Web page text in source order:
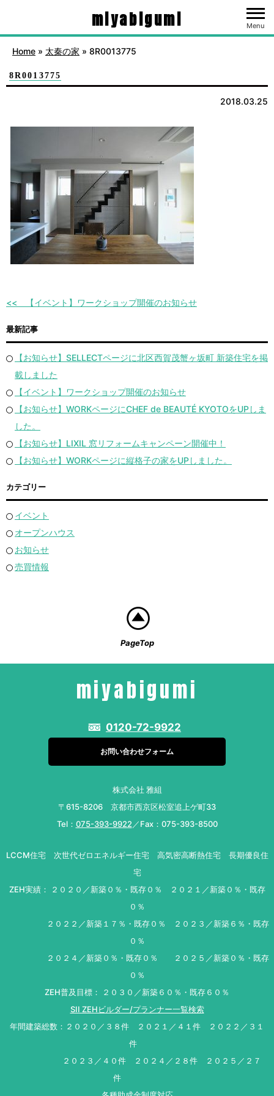
miyabigumi Menu
Home » 太秦の家 » 8R0013775
8R0013775
2018.03.25
【イベント】ワークショップ開催のお知らせ
最新記事
【お知らせ】SELLECTページに北区西賀茂蟹ヶ坂町 新築住宅を掲
載しました
【イベント】ワークショップ開催のお知らせ
【お知らせ】WORKページにCHEF de BEAUTÉ KYOTOをUPしま
した。
【お知らせ】LIXIL 窓リフォームキャンペーン開催中！
【お知らせ】WORKページに縦格子の家をUPしました。
カテゴリー
イベント
オープンハウス
お知らせ
売買情報
PageTop
miyabigumi
0120-72-9922
お問い合わせフォーム
株式会社 雅組
〒615-8206 京都市西京区松室追上ゲ町33
Tel： 075-393-9922 ／Fax：075-393-8500
LCCM住宅 次世代ゼロエネルギー住宅 高気密高断熱住宅 長期優良住
宅
ZEH実績： ２０２０／新築０％・既存０％ ２０２１／新築０％・既存
０％
２０２２／新築１７％・既存０％ ２０２３／新築６％・既存
０％
２０２４／新築０％・既存０％ ２０２５／新築０％・既存
０％
ZEH普及目標： ２０３０／新築６０％・既存６０％
SII ZEHビルダー/プランナー一覧検索
年間建築総数：２０２０／３８件 ２０２１／４１件 ２０２２／３１
件
２０２３／４０件 ２０２４／２８件 ２０２５／２７
件